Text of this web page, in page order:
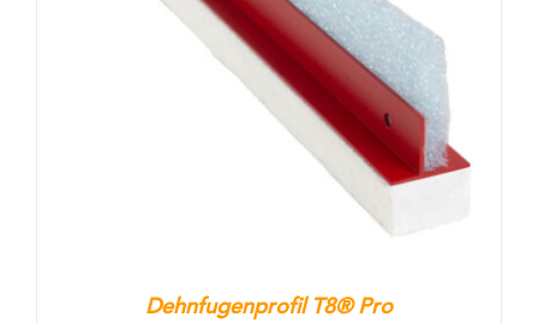
Kontakt
Warenkorb
Dehnfugenprofil T8® Pro